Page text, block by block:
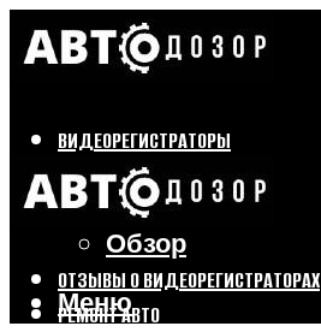
ВИДЕОРЕГИСТРАТОРЫ
Бренды
Выбор
Обзор
ОТЗЫВЫ О ВИДЕОРЕГИСТРАТОРАХ
РЕМОНТ АВТО
Меню